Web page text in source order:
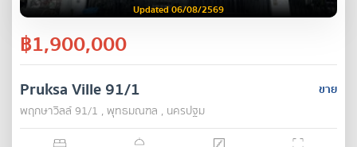
Updated 06/08/2569
฿1,900,000
ขาย
Pruksa Ville 91/1
พฤกษาวิลล์ 91/1 , พุทธมณฑล , นครปฐม